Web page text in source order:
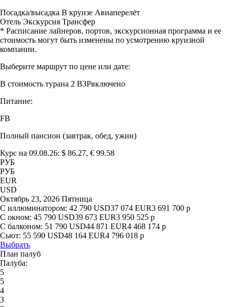
Посадка/высадка В круизе Авиаперелёт
Отель Экскурсия Трансфер
* Расписание лайнеров, портов, экскурсионная программа и ее
стоимость могут быть изменены по усмотрению круизной
компании.
Выберите маршрут по цене или дате:
В стоимость турана 2 ВЗРвключено
Питание:
FB
Полный пансион (завтрак, обед, ужин)
Курс на 09.08.26: $ 86.27, € 99.58
РУБ
РУБ
EUR
USD
Октябрь 23, 2026 Пятница
С иллюминатором: 42 790 USD37 074 EUR3 691 700 р
С окном: 45 790 USD39 673 EUR3 950 525 р
С балконом: 51 790 USD44 871 EUR4 468 174 р
Сьют: 55 590 USD48 164 EUR4 796 018 р
Выбрать
План палуб
Палуба:
5
5
4
3